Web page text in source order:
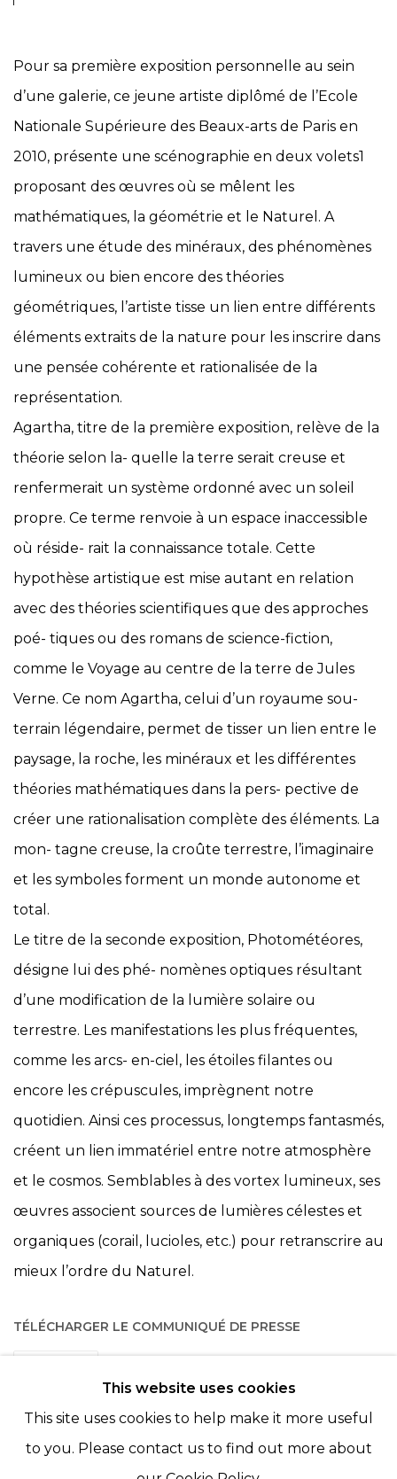
Pour sa première exposition personnelle au sein
d’une galerie, ce jeune artiste diplômé de l’Ecole
Nationale Supérieure des Beaux-arts de Paris en
2010, présente une scénographie en deux volets1
proposant des œuvres où se mêlent les
mathématiques, la géométrie et le Naturel. A
travers une étude des minéraux, des phénomènes
lumineux ou bien encore des théories
géométriques, l’artiste tisse un lien entre différents
éléments extraits de la nature pour les inscrire dans
une pensée cohérente et rationalisée de la
représentation.
Agartha, titre de la première exposition, relève de la
théorie selon la- quelle la terre serait creuse et
renfermerait un système ordonné avec un soleil
propre. Ce terme renvoie à un espace inaccessible
où réside- rait la connaissance totale. Cette
hypothèse artistique est mise autant en relation
avec des théories scientifiques que des approches
poé- tiques ou des romans de science-fiction,
comme le Voyage au centre de la terre de Jules
Verne. Ce nom Agartha, celui d’un royaume sou-
terrain légendaire, permet de tisser un lien entre le
paysage, la roche, les minéraux et les différentes
théories mathématiques dans la pers- pective de
créer une rationalisation complète des éléments. La
mon- tagne creuse, la croûte terrestre, l’imaginaire
et les symboles forment un monde autonome et
total.
Le titre de la seconde exposition, Photométéores,
désigne lui des phé- nomènes optiques résultant
d’une modification de la lumière solaire ou
terrestre. Les manifestations les plus fréquentes,
comme les arcs- en-ciel, les étoiles filantes ou
encore les crépuscules, imprègnent notre
quotidien. Ainsi ces processus, longtemps fantasmés,
créent un lien immatériel entre notre atmosphère
et le cosmos. Semblables à des vortex lumineux, ses
œuvres associent sources de lumières célestes et
organiques (corail, lucioles, etc.) pour retranscrire au
mieux l’ordre du Naturel.
TÉLÉCHARGER LE COMMUNIQUÉ DE PRESSE
This website uses cookies
This site uses cookies to help make it more useful
to you. Please contact us to find out more about